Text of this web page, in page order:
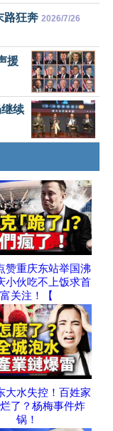
路狂奔 2026/7/26
援
续
赞重庆东站举国沸
小伙吃不上饭求首
富关注！【
大水失控！百姓家
了？杨梅事件炸
锅！